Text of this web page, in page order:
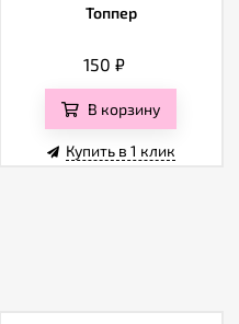
Топпер
150₽
В корзину
Купить в 1 клик